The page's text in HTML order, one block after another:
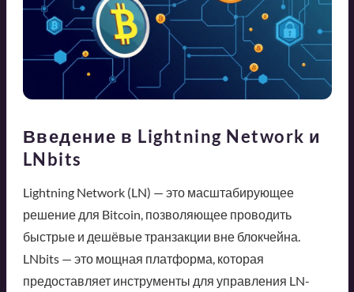
Введение в Lightning Network и
LNbits
Lightning Network (LN) — это масштабирующее
решение для Bitcoin, позволяющее проводить
быстрые и дешёвые транзакции вне блокчейна.
LNbits — это мощная платформа, которая
предоставляет инструменты для управления LN-